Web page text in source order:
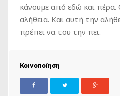
κάνουμε από εδώ και πέρα.
αλήθεια. Και αυτή την
πρέπει να του την πει.
Κοινοποίηση